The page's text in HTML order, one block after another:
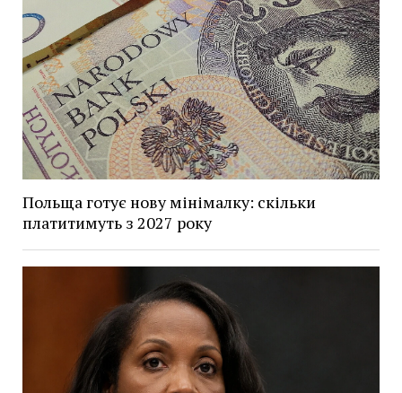
Польща готує нову мінімалку: скільки
платитимуть з 2027 року